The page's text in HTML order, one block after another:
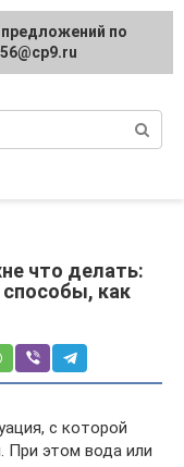
что делать:
как
с которой
При этом вода или
по